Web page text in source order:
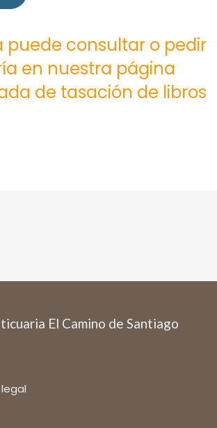
puede consultar o pedir
en nuestra página
de tasación de libros
El Camino de Santiago